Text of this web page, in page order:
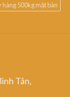
hàng 500kg mặt bàn
Tân,